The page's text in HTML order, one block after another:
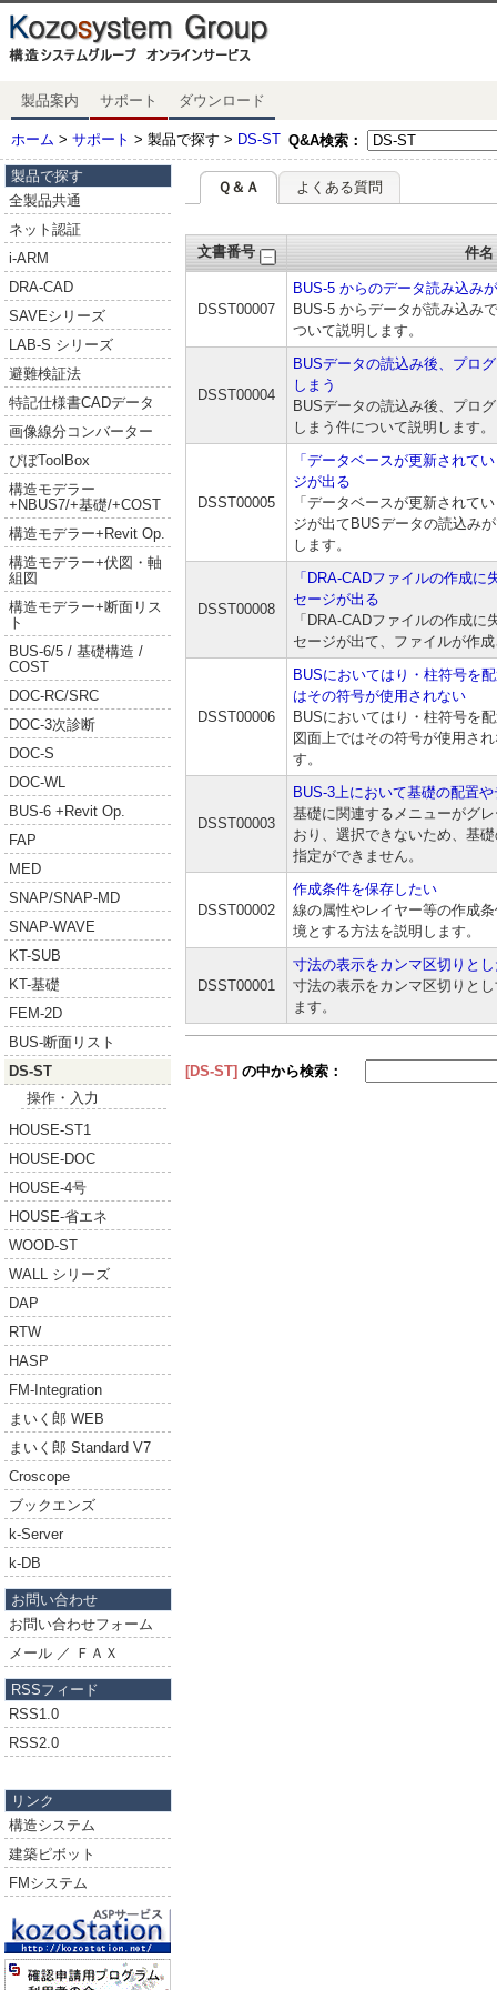
製品案内 サポート ダウンロード
Q&A検索：
ホーム > サポート > 製品で探す > DS-ST
製品で探す
全製品共通
ネット認証
i-ARM
DRA-CAD
SAVEシリーズ
LAB-S シリーズ
避難検証法
特記仕様書CADデータ
画像線分コンバーター
ぴぼToolBox
構造モデラー
+NBUS7/+基礎/+COST
構造モデラー+Revit Op.
構造モデラー+伏図・軸
組図
構造モデラー+断面リス
ト
BUS-6/5 / 基礎構造 /
COST
DOC-RC/SRC
DOC-3次診断
DOC-S
DOC-WL
BUS-6 +Revit Op.
FAP
MED
SNAP/SNAP-MD
SNAP-WAVE
KT-SUB
KT-基礎
FEM-2D
BUS-断面リスト
DS-ST
操作・入力
HOUSE-ST1
HOUSE-DOC
HOUSE-4号
HOUSE-省エネ
WOOD-ST
WALL シリーズ
DAP
RTW
HASP
FM-Integration
まいく郎 WEB
まいく郎 Standard V7
Croscope
ブックエンズ
k-Server
k-DB
お問い合わせ
お問い合わせフォーム
メール ／ ＦＡＸ
RSSフィード
RSS1.0
RSS2.0
リンク
構造システム
建築ピボット
FMシステム
Ｑ＆Ａ よくある質問
文書番号 件名
DSST00007
BUS-5 からのデータ読み込み
BUS-5 からデータが読み込み
ついて説明します。
DSST00004
BUSデータの読込み後、プロ
しまう
BUSデータの読込み後、プロ
しまう件について説明します。
DSST00005
「データベースが更新されて
ジが出る
「データベースが更新されて
ジが出てBUSデータの読込み
します。
DSST00008
「DRA-CADファイルの作成
セージが出る
「DRA-CADファイルの作成
セージが出て、ファイルが作
DSST00006
BUSにおいてはり・柱符号を
はその符号が使用されない
BUSにおいてはり・柱符号を
図面上ではその符号が使用さ
す。
DSST00003
BUS-3上において基礎の配置
基礎に関連するメニューがグ
おり、選択できないため、基
指定ができません。
DSST00002
作成条件を保存したい
線の属性やレイヤー等の作成
境とする方法を説明します。
DSST00001
寸法の表示をカンマ区切りと
寸法の表示をカンマ区切りと
ます。
[DS-ST] の中から検索：